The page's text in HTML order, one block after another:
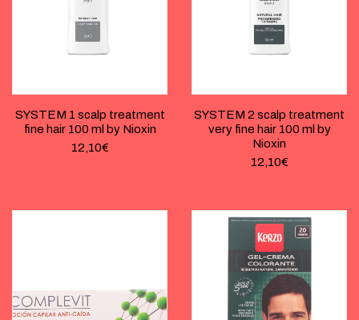
SYSTEM 1 scalp treatment
fine hair 100 ml by Nioxin
12,10€
SYSTEM 2 scalp treatment
very fine hair 100 ml by
Nioxin
12,10€